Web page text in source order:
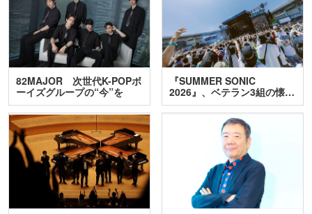
82MAJOR 次世代K-POPボ
ーイズグループの“今”を
訊…
『SUMMER SONIC
2026』、ベテラン3組の懐…